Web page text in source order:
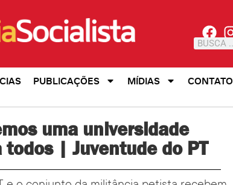
PUBLICAÇÕES MÍDIAS CONTATO
uma universidade
| Juventude do PT